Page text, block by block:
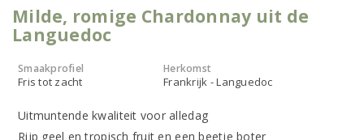
Milde, romige Chardonnay uit de
Languedoc
Smaakprofiel
Fris tot zacht
Herkomst
Frankrijk - Languedoc
Uitmuntende kwaliteit voor alledag
Rijp geel en tropisch fruit en een beetje boter